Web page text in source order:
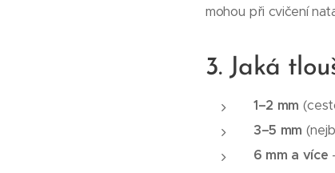
mohou při cvičení
3. Jaká
1–2 mm
3–5 mm
6 mm a více